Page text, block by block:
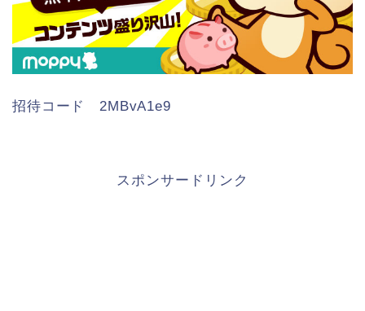
招待コード 2MBvA1e9
スポンサードリンク